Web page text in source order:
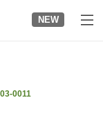
NEW
0011